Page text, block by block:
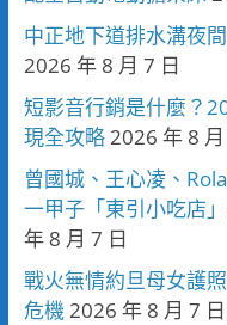
中正地下道排水溝夜
2026 年 8 月 7 日
短影音行銷是什麼？
現全攻略 2026 年 8
曾國城、王心凌、
一甲子「東引小吃店
年 8 月 7 日
戰火無情約旦母女護
危機 2026 年 8 月 7 日